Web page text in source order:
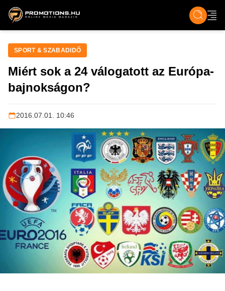
ZENE, FILM & KULT ÉLET TECH &
SPORT & SZABADIDŐ
Miért sok a 24 válogatott az Európa-
bajnokságon?
2016.07.01. 10:46